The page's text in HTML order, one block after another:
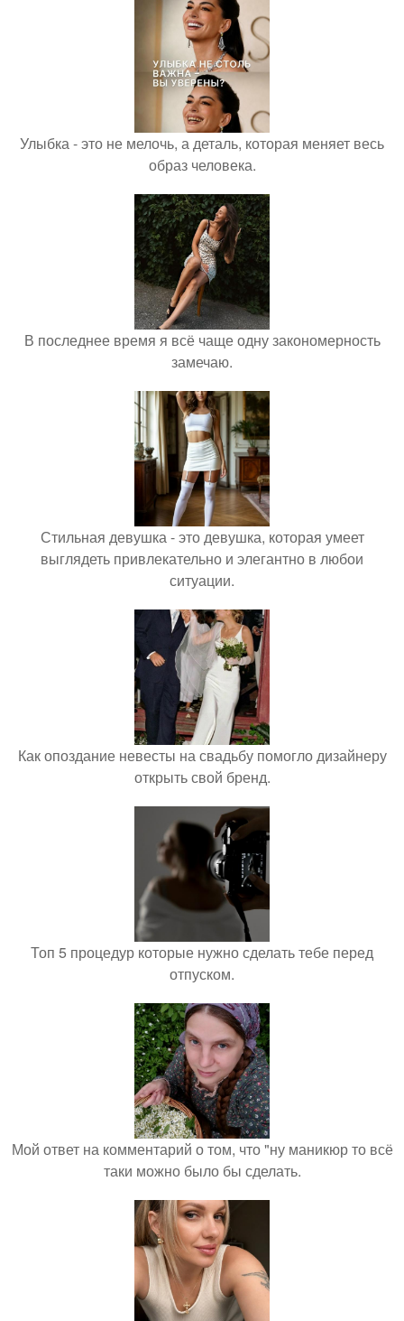
Улыбка - это не мелочь, а деталь, которая меняет весь
образ человека.
В последнее время я всё чаще одну закономерность
замечаю.
Стильная девушка - это девушка, которая умеет
выглядеть привлекательно и элегантно в любои
ситуации.
Как опоздание невесты на свадьбу помогло дизайнеру
открыть свой бренд.
Топ 5 процедур которые нужно сделать тебе перед
отпуском.
Мой ответ на комментарий о том, что "ну маникюр то всё
таки можно было бы сделать.